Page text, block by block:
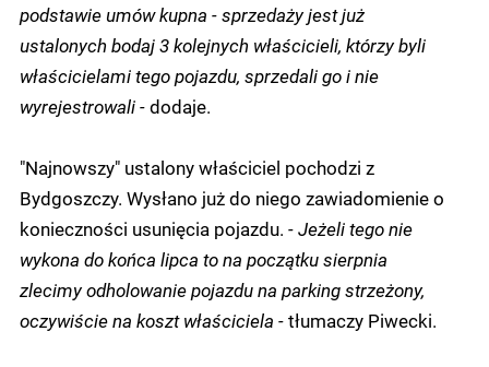
podstawie umów kupna - sprzedaży jest już
ustalonych bodaj 3 kolejnych właścicieli, którzy byli
właścicielami tego pojazdu, sprzedali go i nie
wyrejestrowali -dodaje.
"Najnowszy" ustalony właściciel pochodzi z
Bydgoszczy. Wysłano już do niego zawiadomienie o
konieczności usunięcia pojazdu. - Jeżeli tego nie
wykona do końca lipca to na początku sierpnia
zlecimy odholowanie pojazdu na parking strzeżony,
oczywiście na koszt właściciela -tłumaczy Piwecki.